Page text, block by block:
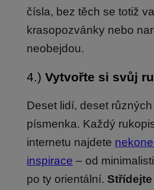
čísla, bez těch se totiž
krasopozvánky nebo
neobejdou.
4.) Vytvořte si svůj
Deset lidí, deset
písmenka. Každý
internetu najdete
inspirace – od
po ty orientální.